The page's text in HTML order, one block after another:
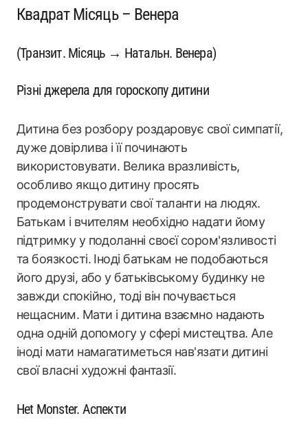
Квадрат Місяць – Венера
(Транзит. Місяць → Натальн. Венера)
Різні джерела для гороскопу дитини
Дитина без розбору роздаровує свої симпатії,
дуже довірлива і її починають
використовувати. Велика вразливість,
особливо якщо дитину просять
продемонструвати свої таланти на людях.
Батькам і вчителям необхідно надати йому
підтримку у подоланні своєї сором'язливості
та боязкості. Іноді батькам не подобаються
його друзі, або у батьківському будинку не
завжди спокійно, тоді він почувається
нещасним. Мати і дитина взаємно надають
одна одній допомогу у сфері мистецтва. Але
іноді мати намагатиметься нав'язати дитині
свої власні художні фантазії.
Het Monster. Аспекти